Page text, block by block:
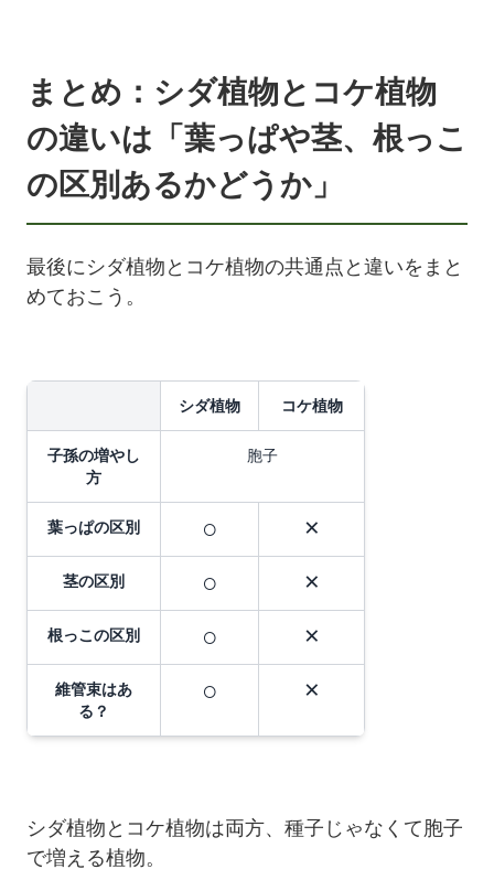
まとめ：シダ植物とコケ植物
の違いは「葉っぱや茎、根っこ
の区別あるかどうか」
最後にシダ植物とコケ植物の共通点と違いをまと
めておこう。
シダ植物 コケ植物
子孫の増やし
方
胞子
葉っぱの区別 ○ ×
茎の区別 ○ ×
根っこの区別 ○ ×
維管束はあ
る？
○ ×
シダ植物とコケ植物は両方、種子じゃなくて胞子
で増える植物。